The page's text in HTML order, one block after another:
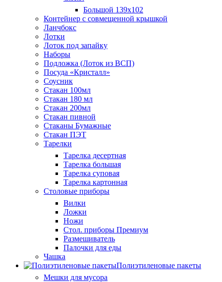
Большой 139х102
Контейнер с совмещенной крышкой
Ланчбокс
Лотки
Лоток под запайку
Наборы
Подложка (Лоток из ВСП)
Посуда «Кристалл»
Соусник
Стакан 100мл
Стакан 180 мл
Стакан 200мл
Стакан пивной
Стаканы Бумажные
Стакан ПЭТ
Тарелки
Тарелка десертная
Тарелка большая
Тарелка суповая
Тарелка картонная
Столовые приборы
Вилки
Ложки
Ножи
Стол. приборы Премиум
Размешиватель
Палочки для еды
Чашка
Полиэтиленовые пакеты
Мешки для мусора